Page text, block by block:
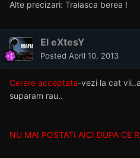
Alte precizari: Traiasca berea !
El eXtesY
Posted April 10, 2013
Cerere acceptata-vezi la cat
suparam rau..
NU MAI POSTATI AICI DUPA CE